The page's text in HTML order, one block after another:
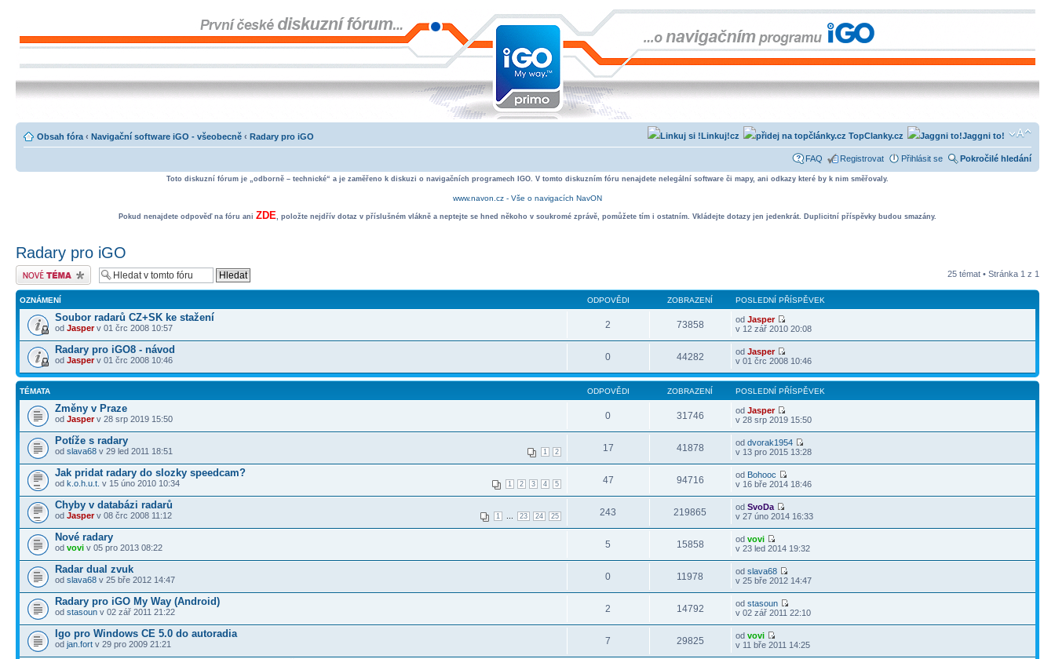
Obsah fóra ‹ Navigační software iGO - všeobecně ‹ Radary pro iGO Jaggni to!
TopClanky.cz
Linkuj!cz
FAQ Registrovat Přihlásit se Pokročilé hledání
Toto diskuzní fórum je „odborně – technické“ a je zaměřeno k diskuzi o navigačních programech IGO. V tomto diskuzním fóru nenajdete nelegální software či mapy, ani odkazy které by k nim směřovaly.
www.navon.cz - Vše o navigacích NavON
Pokud nenajdete odpověď na fóru ani ZDE, položte nejdřív dotaz v příslušném vlákně a neptejte se hned někoho v soukromé zprávě, pomůžete tím i ostatním. Vkládejte dotazy jen jedenkrát. Duplicitní příspěvky budou smazány.
Radary pro iGO
Odeslat nové téma 25 témat • Stránka 1 z 1
OZNÁMENÍ ODPOVĚDI ZOBRAZENÍ POSLEDNÍ PŘÍSPĚVEK
Soubor radarů CZ+SK ke stažení
od Jasperv 01 črc 2008 10:57 2 73858 odJasper
v 12 zář 2010 20:08
Radary pro iGO8 - návod
od Jasperv 01 črc 2008 10:46 0 44282 odJasper
v 01 črc 2008 10:46
TÉMATA ODPOVĚDI ZOBRAZENÍ POSLEDNÍ PŘÍSPĚVEK
Změny v Praze
od Jasperv 28 srp 2019 15:50 0 31746 odJasper
v 28 srp 2019 15:50
Potíže s radary
1 2
od slava68 v 29 led 2011 18:51 17 41878 oddvorak1954
v 13 pro 2015 13:28
Jak pridat radary do slozky speedcam?
1 2 3 4 5
od k.o.h.u.t. v 15 úno 2010 10:34 47 94716 od Bohooc
v 16 bře 2014 18:46
Chyby v databázi radarů
1 23 24 25
od Jasperv 08 črc 2008 11:12 243 219865 odSvoDa
v 27 úno 2014 16:33
Nové radary
od vovi v 05 pro 2013 08:22 5 15858 odvovi
v 23 led 2014 19:32
Radar dual zvuk
od slava68 v 25 bře 2012 14:47 0 11978 odslava68
v 25 bře 2012 14:47
Radary pro iGO My Way (Android)
od stasoun v 02 zář 2011 21:22 2 14792 odstasoun
v 02 zář 2011 22:10
Igo pro Windows CE 5.0 do autoradia
od jan.fort v 29 pro 2009 21:21 7 29825 odvovi
v 11 bře 2011 14:25